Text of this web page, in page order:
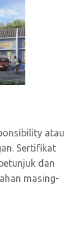
atau
Sertifikat
dan
masing-